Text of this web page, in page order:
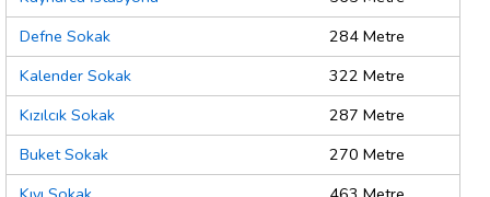
Defne Sokak
284 Metre
Kalender Sokak
322 Metre
Kızılcık Sokak
287 Metre
Buket Sokak
270 Metre